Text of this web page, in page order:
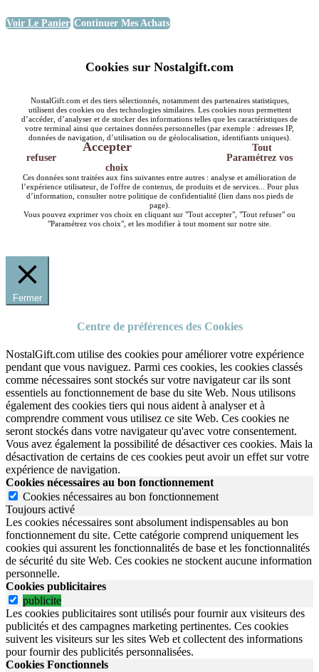
Voir Le Panier Continuer Mes Achats
Cookies sur Nostalgift.com
NostalGift.com et des tiers sélectionnés, notamment des partenaires statistiques,
utilisent des cookies ou des technologies similaires. Les cookies nous permettent
d’accéder, d’analyser et de stocker des informations telles que les caractéristiques de
votre terminal ainsi que certaines données personnelles (par exemple : adresses IP,
données de navigation, d’utilisation ou de géolocalisation, identifiants uniques).
Accepter
Tout
refuser
Paramétrez vos
choix
Ces données sont traitées aux fins suivantes entre autres : analyse et amélioration de
l’expérience utilisateur, de l'offre de contenus, de produits et de services... Pour plus
d’information, consulter notre politique de confidentialité (lien dans nos pieds de
page).
Vous pouvez exprimer vos choix en cliquant sur "Tout accepter", "Tout refuser" ou
"Paramétrez vos choix", et les modifier à tout moment sur notre site.
Fermer
Centre de préférences des Cookies
NostalGift.com utilise des cookies pour améliorer votre expérience
pendant que vous naviguez. Parmi ces cookies, les cookies classés
comme nécessaires sont stockés sur votre navigateur car ils sont
essentiels au fonctionnement de base du site Web. Nous utilisons
également des cookies tiers qui nous aident à analyser et à
comprendre comment vous utilisez ce site Web. Ces cookies ne
seront stockés dans votre navigateur qu'avec votre consentement.
Vous avez également la possibilité de désactiver ces cookies. Mais la
désactivation de certains de ces cookies peut avoir un effet sur votre
expérience de navigation.
Cookies nécessaires au bon fonctionnement
Cookies nécessaires au bon fonctionnement
Toujours activé
Les cookies nécessaires sont absolument indispensables au bon
fonctionnement du site. Cette catégorie comprend uniquement les
cookies qui assurent les fonctionnalités de base et les fonctionnalités
de sécurité du site Web. Ces cookies ne stockent aucune information
personnelle.
Cookies publicitaires
publicite
Les cookies publicitaires sont utilisés pour fournir aux visiteurs des
publicités et des campagnes marketing pertinentes. Ces cookies
suivent les visiteurs sur les sites Web et collectent des informations
pour fournir des publicités personnalisées.
Cookies Fonctionnels